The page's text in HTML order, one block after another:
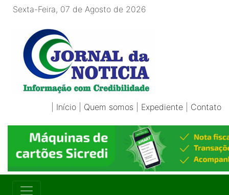
Sexta-Feira, 07 de Agosto de 2026
Início Quem somos Expediente Contato